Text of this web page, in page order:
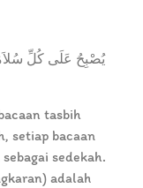
يُصْبِحُ عَلَى كُلِّ
tasbih
setiap bacaan
sedekah.
adalah